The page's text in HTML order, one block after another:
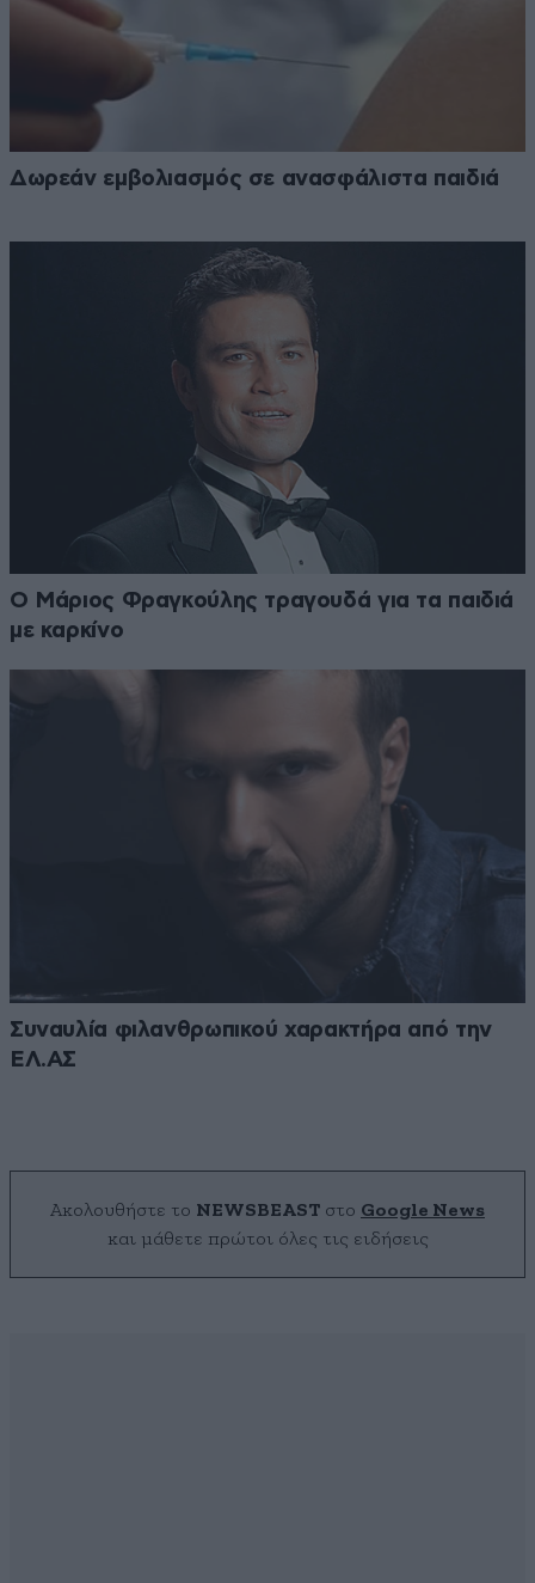
Δωρεάν εμβολιασμός σε ανασφάλιστα παιδιά
Ο Μάριος Φραγκούλης τραγουδά για τα παιδιά
με καρκίνο
Συναυλία φιλανθρωπικού χαρακτήρα από την
ΕΛ.ΑΣ
Ακολουθήστε το NEWSBEAST στο Google News
και μάθετε πρώτοι όλες τις ειδήσεις